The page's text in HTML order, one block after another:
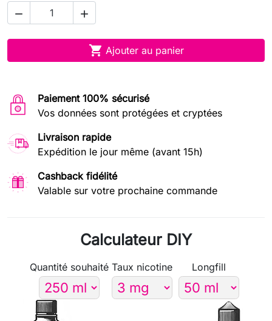
 
 Ajouter au panier
Paiement 100% sécurisé
Vos données sont protégées et cryptées
Livraison rapide
Expédition le jour même (avant 15h)
Cashback fidélité
Valable sur votre prochaine commande
Calculateur DIY
Quantité souhaité Taux nicotine Longfill